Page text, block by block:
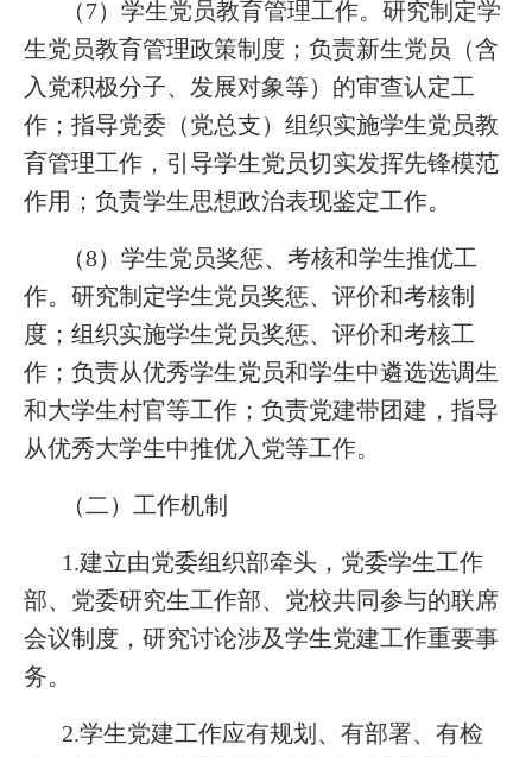
（7）学生党员教育管理工作。研究制定学
生党员教育管理政策制度；负责新生党员（含
入党积极分子、发展对象等）的审查认定工
作；指导党委（党总支）组织实施学生党员教
育管理工作，引导学生党员切实发挥先锋模范
作用；负责学生思想政治表现鉴定工作。
（8）学生党员奖惩、考核和学生推优工
作。研究制定学生党员奖惩、评价和考核制
度；组织实施学生党员奖惩、评价和考核工
作；负责从优秀学生党员和学生中遴选选调生
和大学生村官等工作；负责党建带团建，指导
从优秀大学生中推优入党等工作。
（二）工作机制
1.建立由党委组织部牵头，党委学生工作
部、党委研究生工作部、党校共同参与的联席
会议制度，研究讨论涉及学生党建工作重要事
务。
2.学生党建工作应有规划、有部署、有检